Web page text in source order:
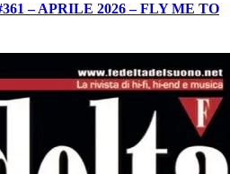
– APRILE 2026 – FLY ME TO